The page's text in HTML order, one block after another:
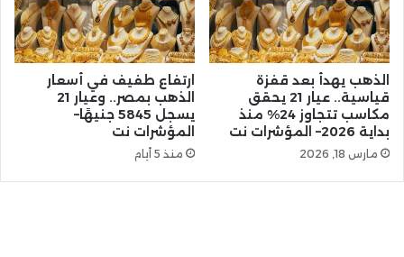
الذهب يهدأ بعد قفزة
قياسية.. عيار 21 يحقق
مكاسب تتجاوز 24% منذ
بداية 2026– المؤشرات نت
مارس 18, 2026
ارتفاع طفيف في أسعار
الذهب بمصر.. وعيار 21
يسجل 5845 جنيهًا–
المؤشرات نت
منذ 5 أيام